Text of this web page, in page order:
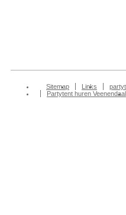
Sitemap Links
Partytent huren Veenendaal